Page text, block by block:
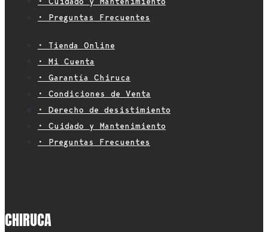
• Preguntas Frecuentes
• Tienda Online
• Mi Cuenta
• Garantía Chiruca
• Condiciones de Venta
• Derecho de desistimiento
• Cuidado y Mantenimiento
• Preguntas Frecuentes
CHIRUCA